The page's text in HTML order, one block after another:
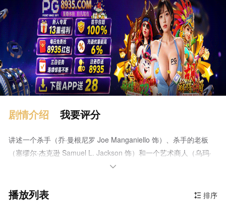
剧情介绍 我要评分
讲述一个杀手（乔·曼根尼罗 Joe Manganiello 饰）、杀手的老板
（塞缪尔·杰克逊 Samuel L. Jackson 饰）和一个艺术商人（乌玛·
瑟曼 Uma Thurman 饰）的故事：一场洗钱阴谋意外地让这个名叫
Bagman"，为此他不得不让艺术世界与地下犯罪世界对上了。

 排序
播放列表